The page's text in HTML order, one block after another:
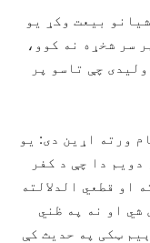
بیعت وکړ یو
سر شخړه نه کوو،
چې تاسو پر
ورته اړین دی: یو
دا چې د کفر
او قطعي الدلالته
شي او نه په ظني
ټکی په حدیث کې